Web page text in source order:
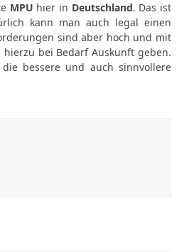
MPU hier in Deutschland. Das ist
kann man auch legal einen
sind aber hoch und mit
bei Bedarf Auskunft geben.
bessere und auch sinnvollere